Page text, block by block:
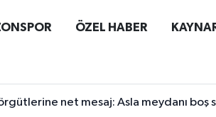
ÖZEL HABER
net mesaj: Asla meydanı boş